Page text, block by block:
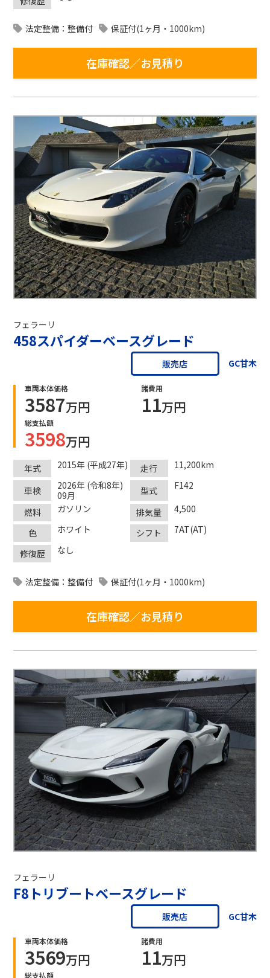
法定整備：整備付 保証付(1ヶ月・1000km)
在庫確認／お見積り
フェラーリ
458スパイダーベースグレード
販売店 GC甘木
車両本体価格
3587万円
諸費用
11万円
総支払額
3598万円
年式 2015年 (平成27年) 走行 11,200km
車検
2026年 (令和8年)
09月
型式 F142
燃料 ガソリン 排気量 4,500
色 ホワイト シフト 7AT(AT)
修復歴 なし
法定整備：整備付 保証付(1ヶ月・1000km)
在庫確認／お見積り
フェラーリ
F8トリブートベースグレード
販売店 GC甘木
車両本体価格
3569万円
諸費用
11万円
総支払額